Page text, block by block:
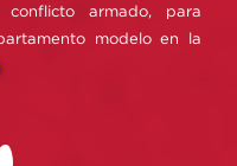
armado, para
modelo en la